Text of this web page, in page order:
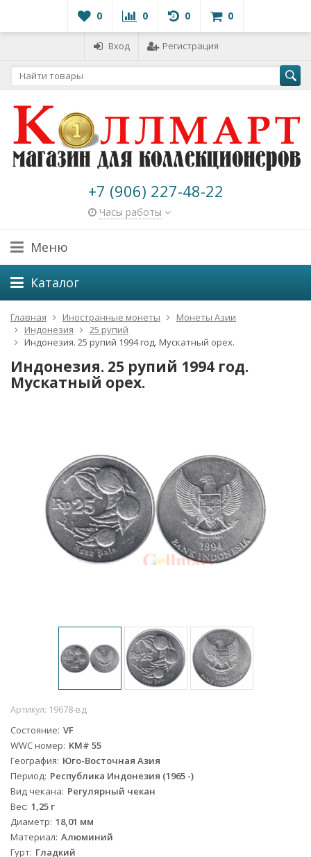
0 0 0 0
Вход Регистрация
+7 (906) 227-48-22
Часы работы
Меню
Каталог
Главная Иностранные монеты
Монеты Азии
Индонезия
25 рупий
Индонезия. 25 рупий 1994 год. Мускатный орех.
Индонезия. 25 рупий 1994 год.
Мускатный орех.
Артикул: 19678-вд
Состояние VF
WWC номер KM# 55
География Юго-Восточная Азия
Период Республика Индонезия (1965 -)
Вид чекана Регулярный чекан
Вес 1,25 г
Диаметр 18,01 мм
Материал Алюминий
Гурт Гладкий